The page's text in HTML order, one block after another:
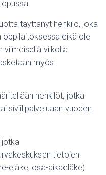
täyttänyt henkilö, joka
eikä ole
viimeisellä viikolla
myös
henkilöt, jotka
siviilipalveluaan vuoden
jotka
tietojen
eläke, osa-aikaeläke)